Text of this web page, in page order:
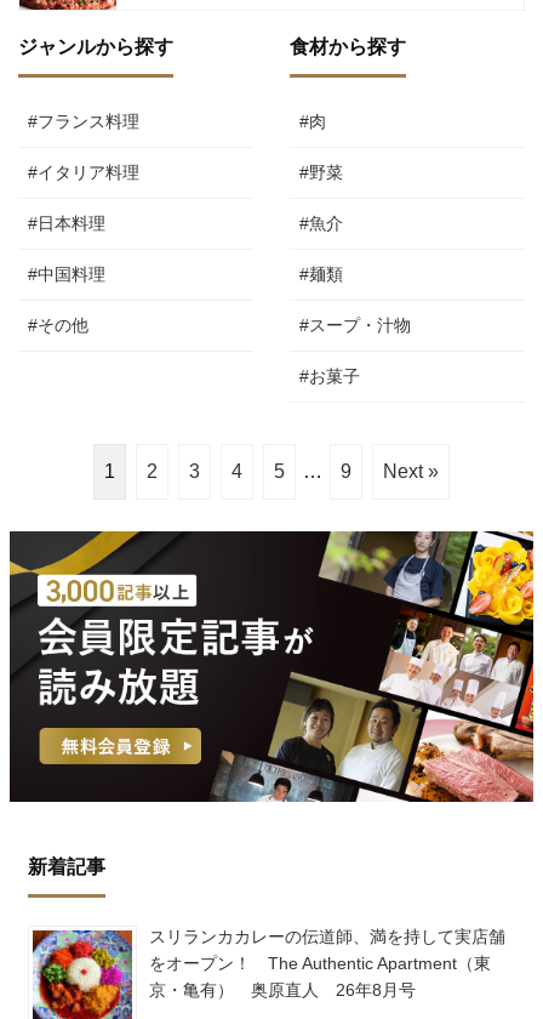
ジャンルから探す
#フランス料理
#イタリア料理
#日本料理
#中国料理
#その他
食材から探す
#肉
#野菜
#魚介
#麺類
#スープ・汁物
#お菓子
1 2 3 4 5 … 9 Next »
新着記事
スリランカカレーの伝道師、満を持して実店舗
をオープン！ The Authentic Apartment（東
京・亀有） 奥原直人 26年8月号